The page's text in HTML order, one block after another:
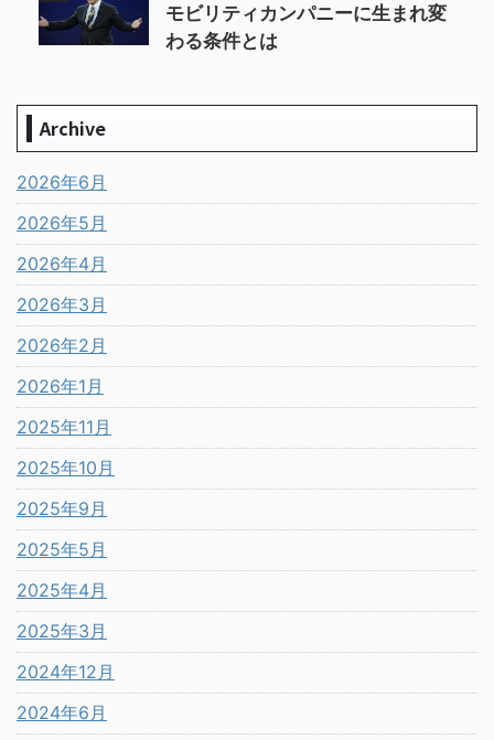
モビリティカンパニーに生まれ変
わる条件とは
Archive
2026年6月
2026年5月
2026年4月
2026年3月
2026年2月
2026年1月
2025年11月
2025年10月
2025年9月
2025年5月
2025年4月
2025年3月
2024年12月
2024年6月